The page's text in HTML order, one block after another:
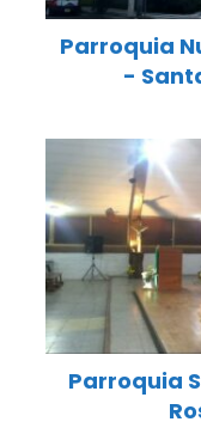
Parroquia
-
Parroquia